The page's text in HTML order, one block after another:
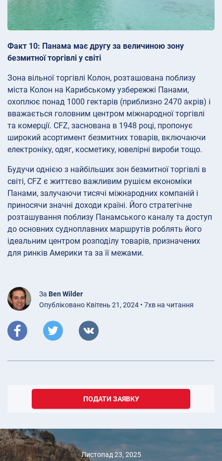
Факт 10: Панама має другу за величиною зону
безмитної торгівлі у світі
Зона вільної торгівлі Колон, розташована поблизу
міста Колон на Карибському узбережжі Панами,
охоплює понад 1000 гектарів (приблизно 2470 акрів) і
вважається головним центром міжнародної торгівлі
та комерції. CFZ, заснована в 1948 році, пропонує
широкий асортимент безмитних товарів, включаючи
електроніку, одяг, косметику, ювелірні вироби тощо.
Будучи однією з найбільших зон безмитної торгівлі в
світі, CFZ є життєво важливим рушієм економіки
Панами, залучаючи тисячі міжнародних компаній і
приносячи значні доходи країні. Його стратегічне
розташування поблизу Панамського каналу та доступ
до основних судноплавних маршрутів роблять його
ідеальним центром розподілу товарів, призначених
для ринків Америки та за її межами.
За Ben Wilder
Опубліковано Квітень 21, 2024 • 7хв на читання
ПОДАТИ ЗАЯВКУ
Листопад 23, 2025